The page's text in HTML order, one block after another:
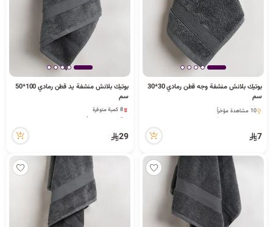
بوتيك بلانش منشفة وجه قطن رمادي 30*30
سم
10 مشاهدة مؤخراً
7
بوتيك بلانش منشفة يد قطن رمادي 100*50
سم
5 مشاهدة مؤخراً
5 مشاهدة مؤخراً
29